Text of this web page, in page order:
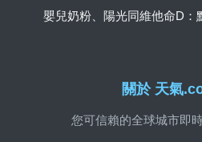
關於 天氣
您可信賴的全球城市即
嬰兒奶粉、陽光同維他命D：